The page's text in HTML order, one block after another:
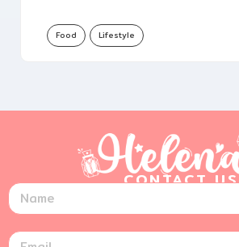
Food Lifestyle
CONTACT US